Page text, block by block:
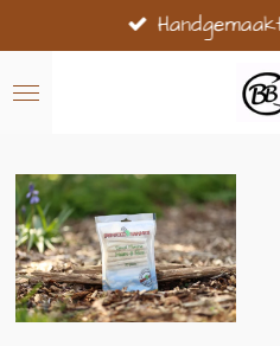
direct
naar